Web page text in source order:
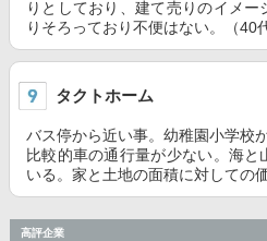
りとしており、建て売りのイメ
りそろっており不便はない。（40
タクトホーム
バス停から近い事。幼稚園小学校
比較的車の通行量が少ない。海
いる。家と土地の面積に対しての
高評企業